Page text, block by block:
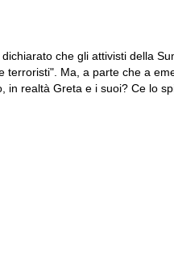
che gli attivisti della
terroristi". Ma, a parte che a
in realtà Greta e i suoi? Ce lo